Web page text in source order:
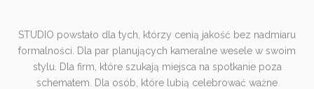
STUDIO powstało dla tych, którzy cenią jakość bez nadmiaru
formalności. Dla par planujących kameralne wesele w swoim
stylu. Dla firm, które szukają miejsca na spotkanie poza
schematem. Dla osób, które lubią celebrować ważne